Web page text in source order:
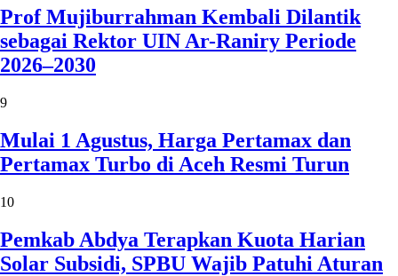
Prof Mujiburrahman Kembali Dilantik
sebagai Rektor UIN Ar-Raniry Periode
2026–2030
9
Mulai 1 Agustus, Harga Pertamax dan
Pertamax Turbo di Aceh Resmi Turun
10
Pemkab Abdya Terapkan Kuota Harian
Solar Subsidi, SPBU Wajib Patuhi Aturan